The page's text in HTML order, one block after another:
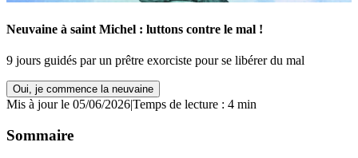
Neuvaine à saint Michel : luttons contre le mal !
9 jours guidés par un prêtre exorciste pour se libérer du mal
Oui, je commence la neuvaine
Mis à jour le 05/06/2026|Temps de lecture : 4 min
Sommaire